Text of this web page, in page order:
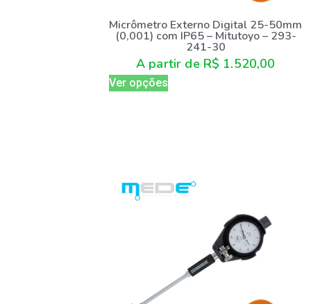
Micrômetro Externo Digital 25-50mm
(0,001) com IP65 – Mitutoyo – 293-
241-30
A partir de R$ 1.520,00
Ver opções